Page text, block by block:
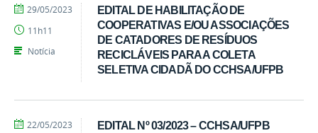
EDITAL DE HABILITAÇÃO DE
COOPERATIVAS E/OU ASSOCIAÇÕES
DE CATADORES DE RESÍDUOS
RECICLÁVEIS PARA A COLETA
SELETIVA CIDADÃ DO CCHSA/UFPB
por
publicado
29/05/2023
11h11
Notícia
EDITAL Nº 03/2023 – CCHSA/UFPB
por
publicado
22/05/2023